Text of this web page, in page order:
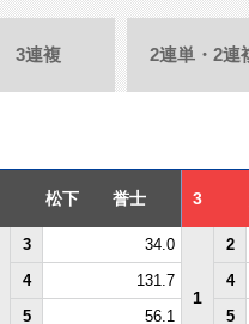
3連複 2連単・2連
松下 誉士 3
3 34.0
1
2
4 131.7
4
5 56.1
5